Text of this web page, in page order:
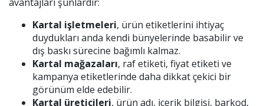
Kartal işletmeleri, ürün etiketlerini ihtiyaç
duydukları anda kendi bünyelerinde basabilir ve
dış baskı sürecine bağımlı kalmaz.
Kartal mağazaları, raf etiketi, fiyat etiketi ve
kampanya etiketlerinde daha dikkat çekici bir
görünüm elde edebilir.
Kartal üreticileri, ürün adı, içerik bilgisi, barkod,